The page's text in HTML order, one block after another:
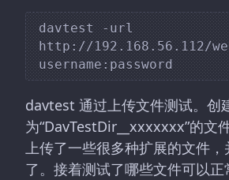
davtest -url
http://192.168.56.112/
davtest 通过上传文件测试。创
为“DavTestDir__xxxxxxx”的文
上传了一些很多种扩展的文件，
了。接着测试了哪些文件可以